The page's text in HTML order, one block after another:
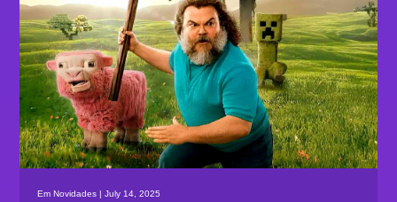
Em Novidades | July 14, 2025